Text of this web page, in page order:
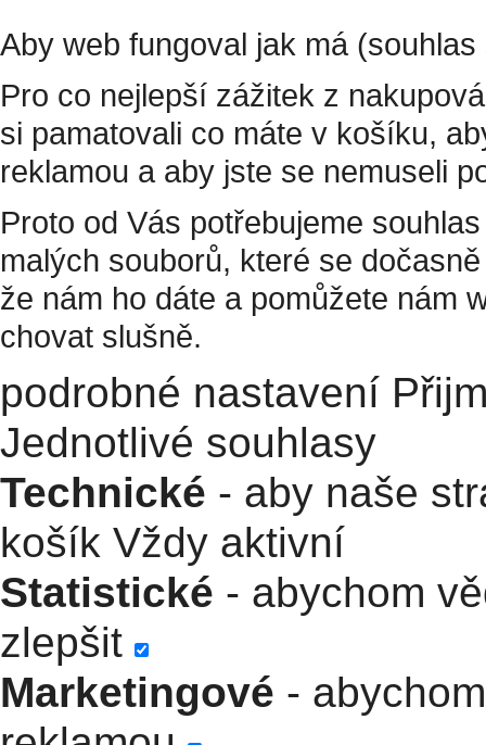
Aby web fungoval jak má
Pro co nejlepší zážitek z
si pamatovali co máte v košíku,
reklamou a aby jste se nemuseli
Proto od Vás potřebujeme
malých souborů, které se
že nám ho dáte a pomůžete nám
chovat slušně.
podrobné nastavení
Jednotlivé souhlasy
Technické - aby naše
košík Vždy aktivní
Statistické - abychom
zlepšit
Marketingové -